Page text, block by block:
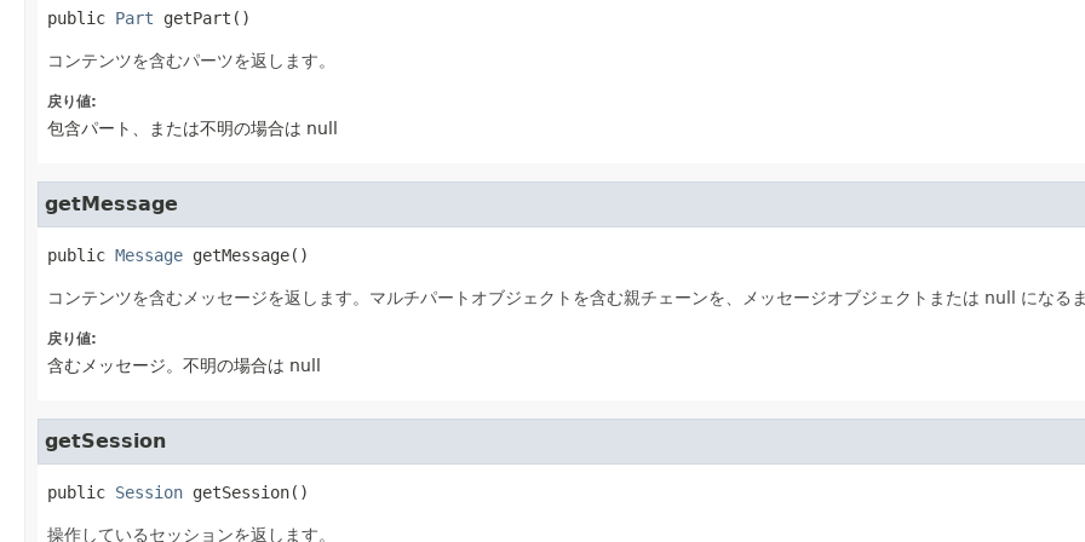
public Part getPart ()
コンテンツを含むパーツを返します。
戻り値:
包含パート、または不明の場合は null
getMessage
public Message getMessage()
コンテンツを含むメッセージを返します。マルチパートオブジェクトを含む親チェーンを、メッセージオブジェクトまたは null になる
戻り値:
含むメッセージ。不明の場合は null
getSession
public Session getSession()
操作しているセッションを返します。